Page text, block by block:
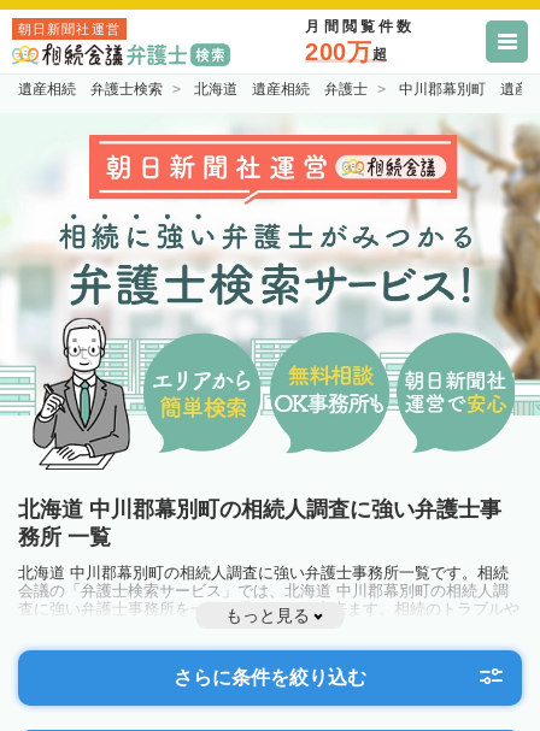
朝日新聞社運営 月間閲覧件数
200万超
遺産相続 弁護士検索 北海道 遺産相続 弁護士 中川郡幕別町 遺産
北海道 中川郡幕別町の相続人調査に強い弁護士事
務所 一覧
北海道 中川郡幕別町の相続人調査に強い弁護士事務所一覧です。相続
会議の「弁護士検索サービス」では、北海道 中川郡幕別町の相続人調
査に強い弁護士事務所を一覧で見ることが出来ます。相続のトラブルや
お悩みを抱えている方は一度近隣の弁護士に相談してみましょう。
もっと見る
さらに条件を絞り込む